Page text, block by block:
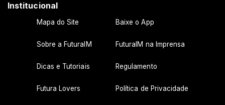
Institucional
Mapa do Site Baixe o App
Sobre a FuturaIM FuturaIM na Imprensa
Dicas e Tutoriais Regulamento
Futura Lovers Política de Privacidade